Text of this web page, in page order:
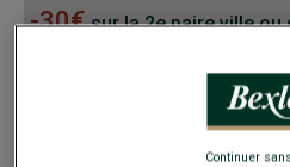
-30€sur la 2e paire ville ou
COULEURS DISPONIBLES
Continuer